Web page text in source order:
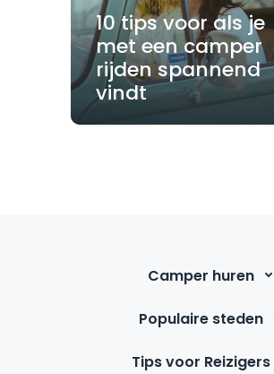
10 tips voor als je
met een camper
rijden spannend
vindt
Camper huren
Populaire steden
Tips voor Reizigers